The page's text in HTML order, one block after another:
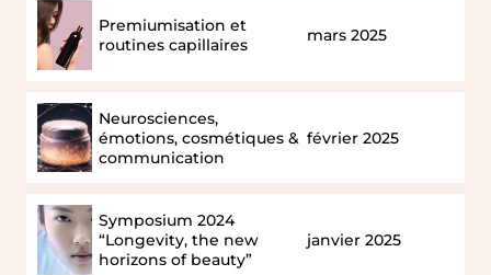
IFSCC
Premiumisation et
routines capillaires
mars 2025
Neurosciences,
émotions, cosmétiques &
communication
février 2025
Symposium 2024
“Longevity, the new
horizons of beauty”
janvier 2025